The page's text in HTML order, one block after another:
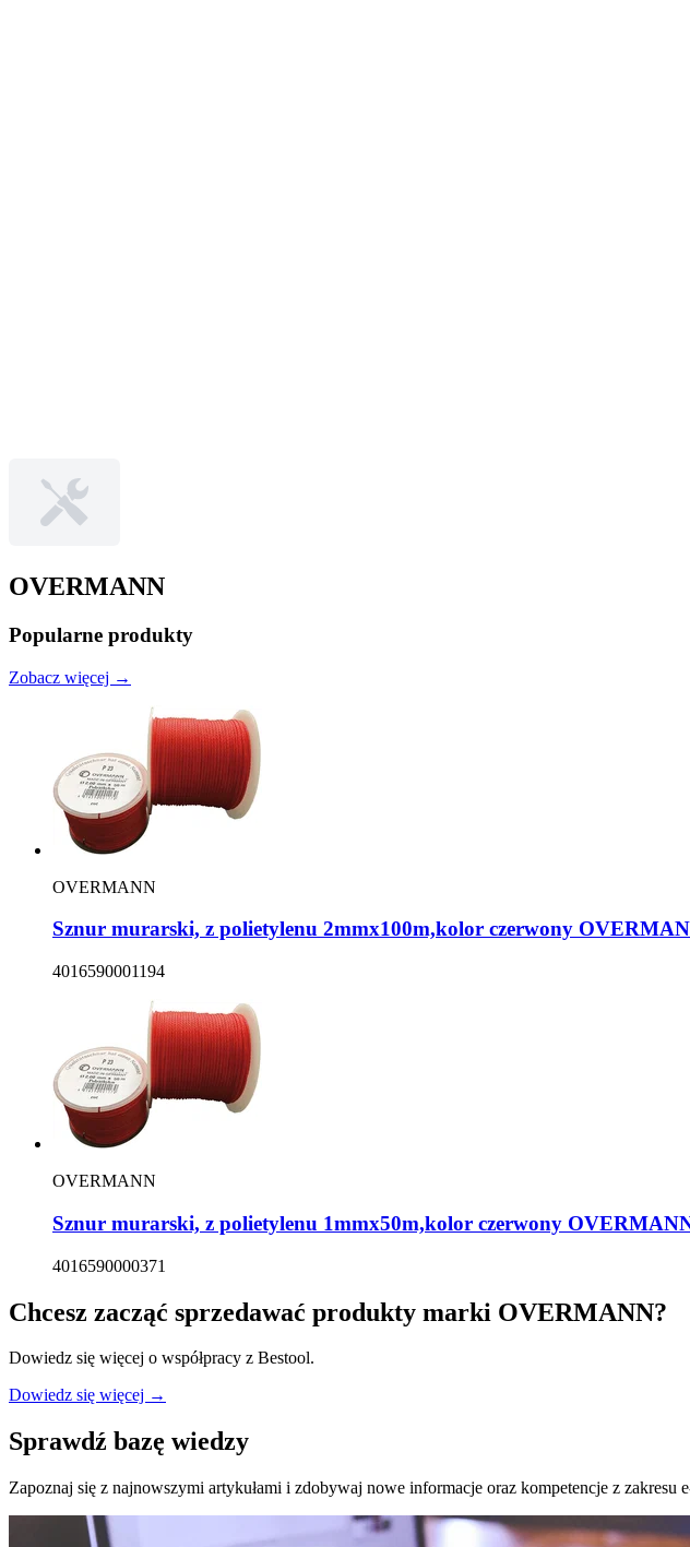
OVERMANN
Popularne produkty
Zobacz więcej →
OVERMANN
Sznur murarski, z polietylenu 2mmx100m,kolor czerwony
4016590001194
OVERMANN
Sznur murarski, z polietylenu 1mmx50m,kolor czerwony
4016590000371
Chcesz zacząć sprzedawać produkty marki OVERMANN?
Dowiedz się więcej o współpracy z Bestool.
Dowiedz się więcej →
Sprawdź bazę wiedzy
Zapoznaj się z najnowszymi artykułami i zdobywaj nowe informacje oraz kompetencje z